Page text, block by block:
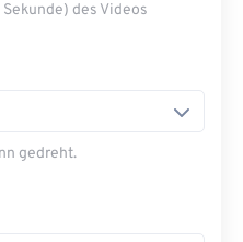
des Videos
gedreht.